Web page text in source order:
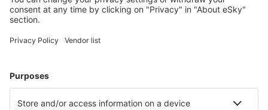
Naplánujte si cestu
Letenky
Ubytování
Let+Hotel